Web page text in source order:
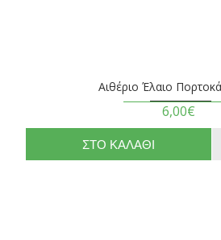
Αιθέριο Έλαιο
6,00€